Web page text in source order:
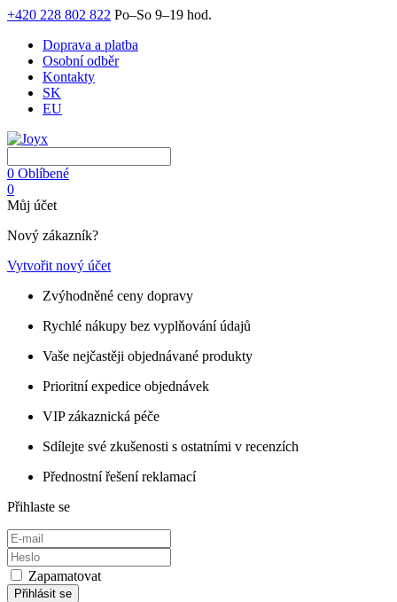
+420 228 802 822 Po–So 9–19 hod.
Doprava a platba
Osobní odběr
Kontakty
SK
EU
0 Oblíbené
0
Můj účet
Nový zákazník?
Vytvořit nový účet
Zvýhodněné ceny dopravy
Rychlé nákupy bez vyplňování údajů
Vaše nejčastěji objednávané produkty
Prioritní expedice objednávek
VIP zákaznická péče
Sdílejte své zkušenosti s ostatními v recenzích
Přednostní řešení reklamací
Přihlaste se
Zapamatovat
Přihlásit se